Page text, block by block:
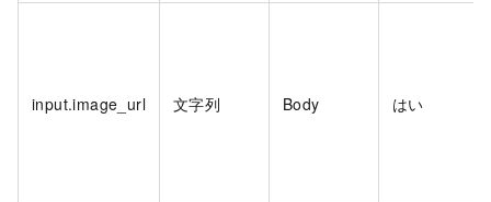
input.image_url 文字列 Body はい